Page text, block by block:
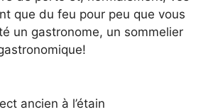
que du feu pour peu que vous
un gastronome, un sommelier
ancien à l’étain